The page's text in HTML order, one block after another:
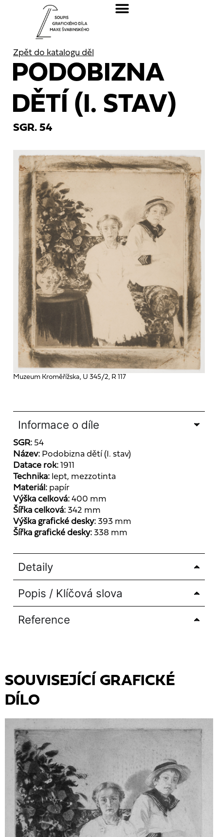
Zpět do katalogu děl
PODOBIZNA
DĚTÍ (I. STAV)
SGR. 54
Muzeum Kroměřížska, U 345/2, R 117
Informace o díle
SGR: 54
Název: Podobizna dětí (I. stav)
Datace rok: 1911
Technika: lept, mezzotinta
Materiál: papír
Výška celková: 400 mm
Šířka celková: 342 mm
Výška grafické desky: 393 mm
Šířka grafické desky: 338 mm
Detaily
Popis / Klíčová slova
Reference
SOUVISEJÍCÍ GRAFICKÉ
DÍLO